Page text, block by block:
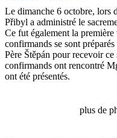
Le dimanche 6 octobre, lors
Přibyl a administré le
Ce fut également la
confirmands se sont
Père Štěpán pour recevoir
confirmands ont rencontré
ont été présentés.
plus de